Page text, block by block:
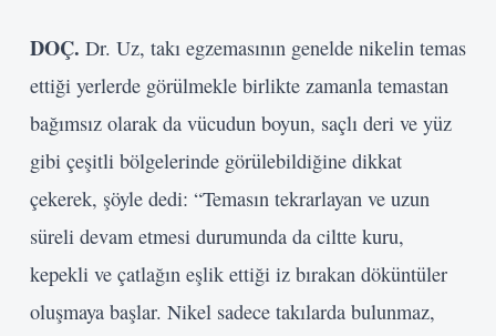
DOÇ. Dr. Uz, takı egzemasının genelde nikelin temas
ettiği yerlerde görülmekle birlikte zamanla temastan
bağımsız olarak da vücudun boyun, saçlı deri ve yüz
gibi çeşitli bölgelerinde görülebildiğine dikkat
çekerek, şöyle dedi: “Temasın tekrarlayan ve uzun
süreli devam etmesi durumunda da ciltte kuru,
kepekli ve çatlağın eşlik ettiği iz bırakan döküntüler
oluşmaya başlar. Nikel sadece takılarda bulunmaz,